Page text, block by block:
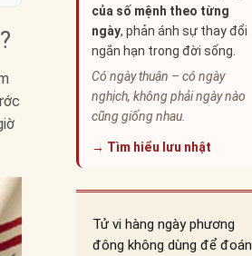
của số mệnh theo từng
ngày, phản ánh sự thay đổi
ngắn hạn trong đời sống.
Có ngày thuận – có ngày
nghịch, không phải ngày nào
cũng giống nhau.
→ Tìm hiểu lưu nhật
Tử vi hàng ngày phương
đông không dùng để đoán